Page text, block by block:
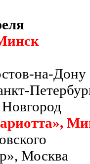
на-Дону
Москва